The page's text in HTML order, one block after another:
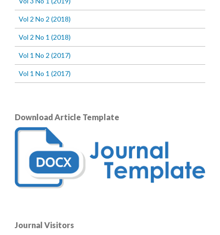
Vol 2 No 2 (2018)
Vol 2 No 1 (2018)
Vol 1 No 2 (2017)
Vol 1 No 1 (2017)
Download Article Template
Journal Visitors